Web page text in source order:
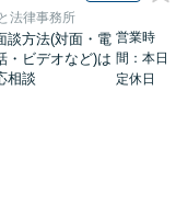
法律事務所
談方法(対面・電
・ビデオなど)は
相談
営業時
間：本日
定休日